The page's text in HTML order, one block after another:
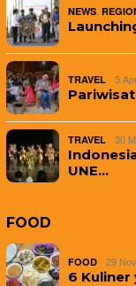
NEWS
TRAVEL 5
TRAVEL 30
UNE…
FOOD
FOOD 29
6 Kuliner